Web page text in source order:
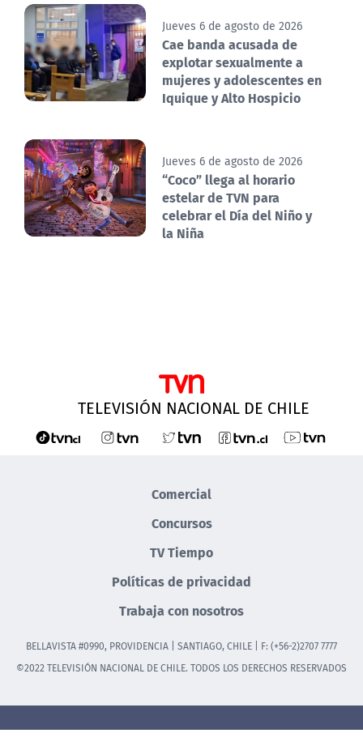
Jueves 6 de agosto de 2026
Cae banda acusada de
explotar sexualmente a
mujeres y adolescentes en
Iquique y Alto Hospicio
Jueves 6 de agosto de 2026
“Coco” llega al horario
estelar de TVN para
celebrar el Día del Niño y
la Niña
TELEVISIÓN NACIONAL DE CHILE
Comercial
Concursos
TV Tiempo
Políticas de privacidad
Trabaja con nosotros
BELLAVISTA #0990, PROVIDENCIA | SANTIAGO, CHILE | F: (+56-2)2707 7777
©2022 TELEVISIÓN NACIONAL DE CHILE. TODOS LOS DERECHOS RESERVADOS